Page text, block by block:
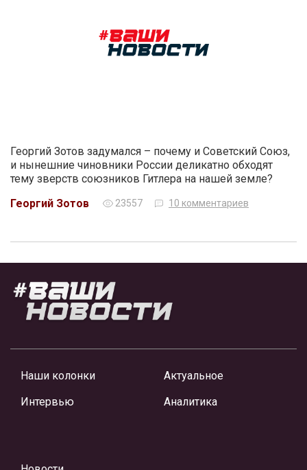
Георгий Зотов задумался – почему и Советский Союз,
и нынешние чиновники России деликатно обходят
тему зверств союзников Гитлера на нашей земле?
Георгий Зотов
23557 10 комментариев
Наши колонки
Интервью
Актуальное
Аналитика